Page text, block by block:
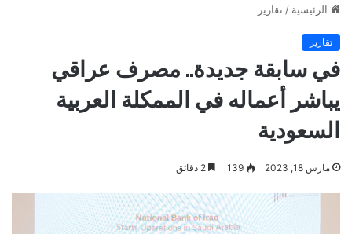
الرئيسية / تقارير
تقارير
في سابقة جديدة.. مصرف عراقي
يباشر أعماله في الممكلة العربية
السعودية
مارس 18, 2023 139